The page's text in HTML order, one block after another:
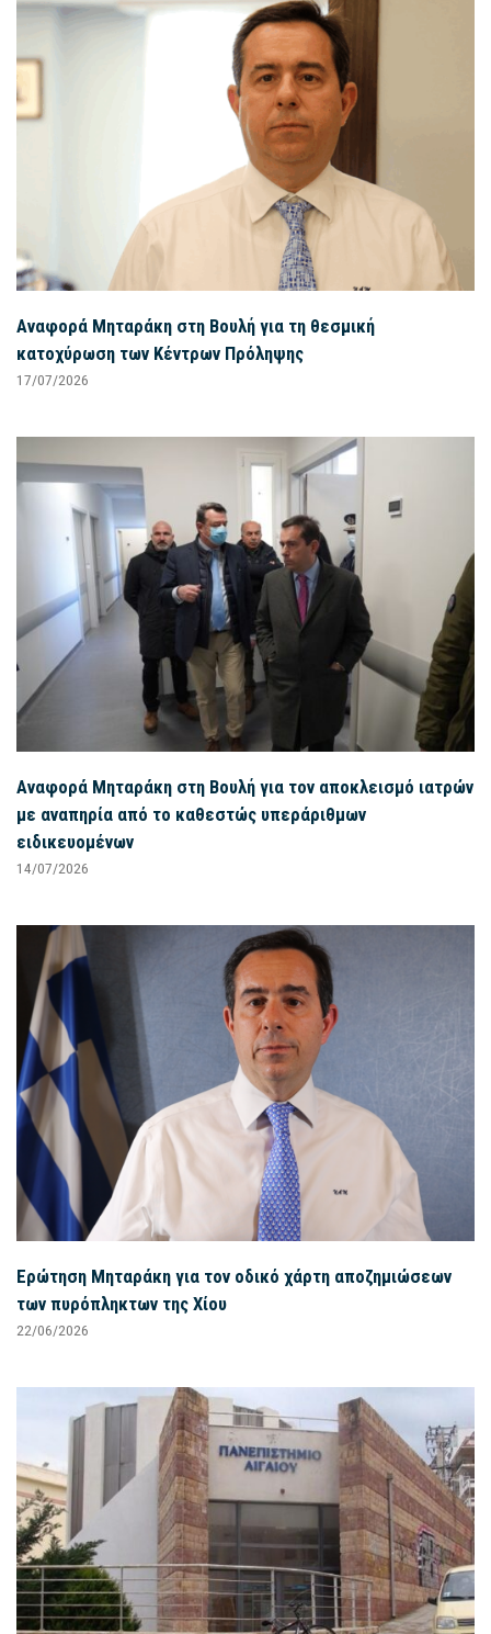
Αναφορά Μηταράκη στη Βουλή για τη θεσμική
κατοχύρωση των Κέντρων Πρόληψης
17/07/2026
Αναφορά Μηταράκη στη Βουλή για τον αποκλεισμό ιατρών
με αναπηρία από το καθεστώς υπεράριθμων
ειδικευομένων
14/07/2026
Ερώτηση Μηταράκη για τον οδικό χάρτη αποζημιώσεων
των πυρόπληκτων της Χίου
22/06/2026